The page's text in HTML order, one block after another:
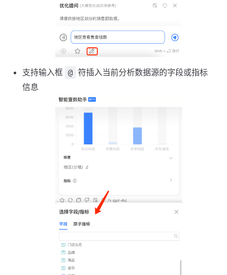
支持输入框 @ 符插入当前分析数据源的字段或指标
信息